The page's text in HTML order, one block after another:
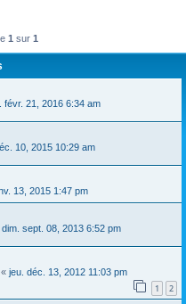
1 sur 1
févr. 21, 2016 6:34 am
10, 2015 10:29 am
13, 2015 1:47 pm
dim. sept. 08, 2013 6:52 pm
« jeu. déc. 13, 2012 11:03 pm
1 2